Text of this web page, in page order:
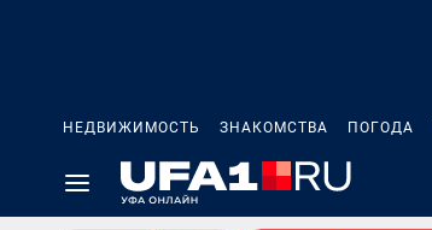
НЕДВИЖИМОСТЬ ЗНАКОМСТВА ПОГОДА